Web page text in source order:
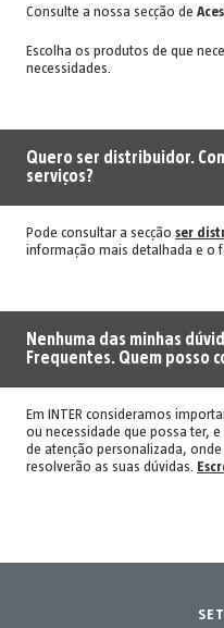
Consulte a nossa secção de
Escolha os produtos de que
necessidades.
Quero ser distribuidor.
serviços?
Pode consultar a secção ser
informação mais detalhada e o
Nenhuma das minhas
Frequentes. Quem posso
Em INTER consideramos
ou necessidade que possa ter,
de atenção personalizada,
resolverão as suas dúvidas.